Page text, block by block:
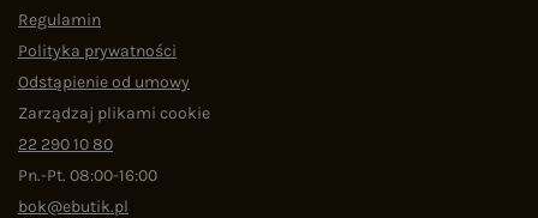
Regulamin
Polityka prywatności
Odstąpienie od umowy
Zarządzaj plikami cookie
22 290 10 80
Pn.-Pt. 08:00-16:00
bok@ebutik.pl